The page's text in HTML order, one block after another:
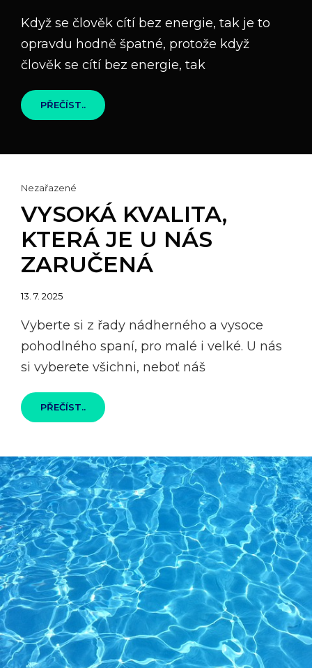
Když se člověk cítí bez energie, tak je to
opravdu hodně špatné, protože když
člověk se cítí bez energie, tak
PŘEČÍST.. KRATOM
PRO
Cat
Links
Nezařazené
VYSOKÁ KVALITA,
KTERÁ JE U NÁS
ZARUČENÁ
Posted
13. 7. 2025
Vyberte si z řady nádherného a vysoce
pohodlného spaní, pro malé i velké. U nás
si vyberete všichni, neboť náš
PŘEČÍST.. VYSOKÁ
KVALITA,
NÁS
ZARUČENÁ